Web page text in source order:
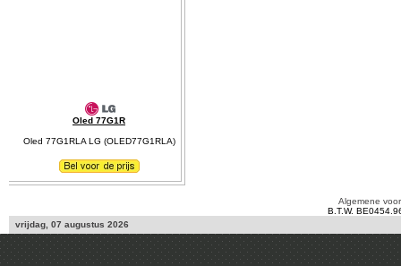
Oled 77G1R
Oled 77G1RLA LG (OLED77G1RLA)
Algemene
B.T.W.
vrijdag, 07 augustus 2026